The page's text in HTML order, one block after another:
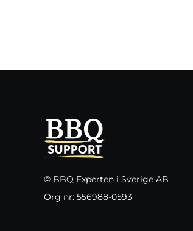
© BBQ Experten i Sverige AB
Org nr: 556988-0593